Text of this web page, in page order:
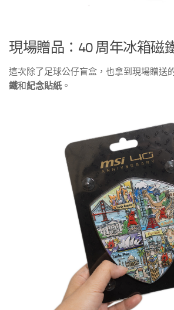
現場贈品：40 周年冰箱磁
這次除了足球公仔盲盒，也拿到現場贈送
鐵和紀念貼紙 。